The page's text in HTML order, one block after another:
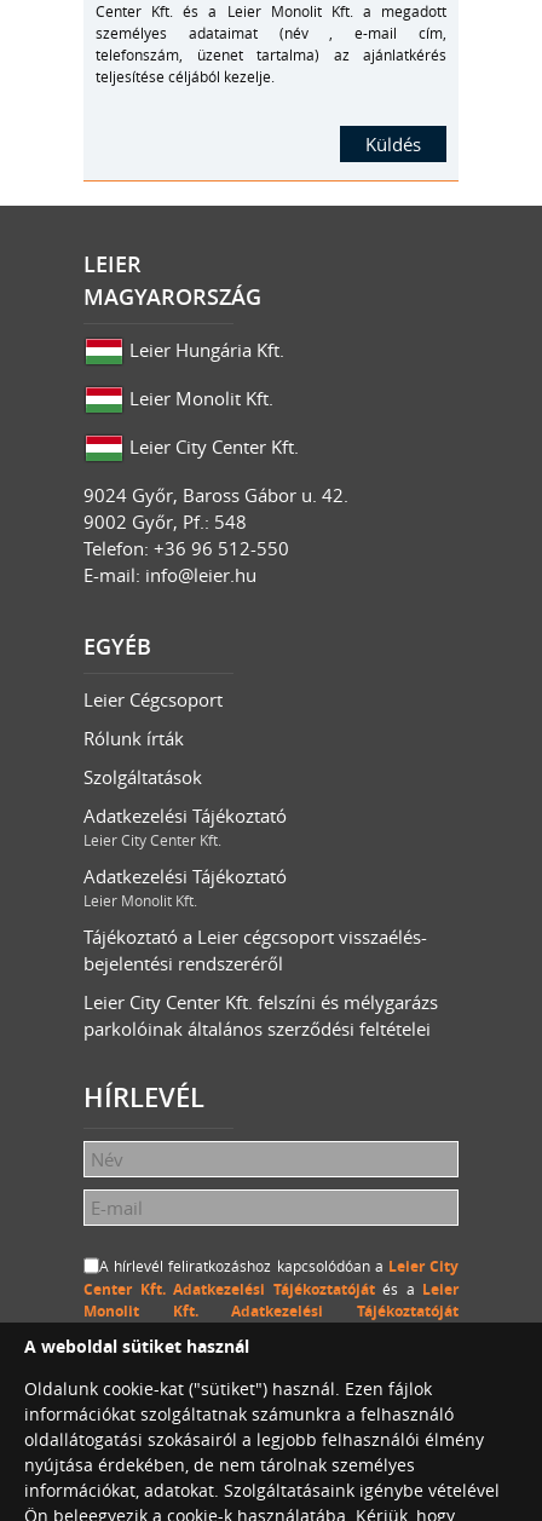
Center Kft. és a Leier Monolit Kft. a megadott
személyes adataimat (név , e-mail cím,
telefonszám, üzenet tartalma) az ajánlatkérés
teljesítése céljából kezelje.
LEIER
MAGYARORSZÁG
Leier Hungária Kft.
Leier Monolit Kft.
Leier City Center Kft.
9024 Győr, Baross Gábor u. 42.
9002 Győr, Pf.: 548
Telefon: +36 96 512-550
E-mail: info@leier.hu
EGYÉB
Leier Cégcsoport
Rólunk írták
Szolgáltatások
Adatkezelési Tájékoztató
Leier City Center Kft.
Adatkezelési Tájékoztató
Leier Monolit Kft.
Tájékoztató a Leier cégcsoport visszaélés-
bejelentési rendszeréről
Leier City Center Kft. felszíni és mélygarázs
parkolóinak általános szerződési feltételei
HÍRLEVÉL
A hírlevél feliratkozáshoz kapcsolódóan a Leier City
Center Kft. Adatkezelési Tájékoztatójátés a Leier
Monolit Kft. Adatkezelési Tájékoztatóját
Kft. és a Leier Monolit Kft. a megadott személyes
visszavonásig kezelje, a megadott e-mail címemre
hírlevelet küldjön.
A weboldal sütiket használ
Oldalunk cookie-kat ("sütiket") használ. Ezen fájlok
információkat szolgáltatnak számunkra a felhasználó
oldallátogatási szokásairól a legjobb felhasználói élmény
nyújtása érdekében, de nem tárolnak személyes
információkat, adatokat. Szolgáltatásaink igénybe vételével
Ön beleegyezik a cookie-k használatába. Kérjük, hogy